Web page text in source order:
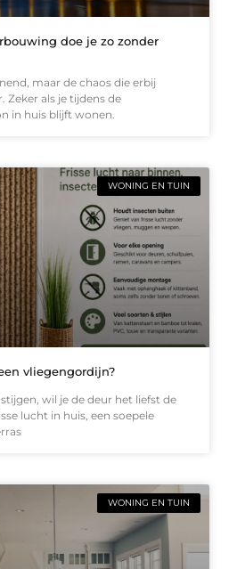
doe je zo zonder
maar de chaos die erbij
Zeker als je tijdens de
in huis blijft wonen.
WONING EN TUIN
vliegengordijn?
wil je de deur het liefst de
lucht in huis, een soepele
WONING EN TUIN